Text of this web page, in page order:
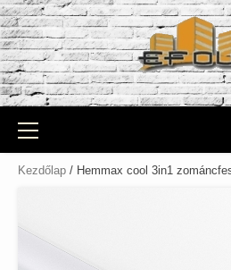
Skip
to
content
Primary
Menu
Kezdőlap / Hemmax cool 3in1